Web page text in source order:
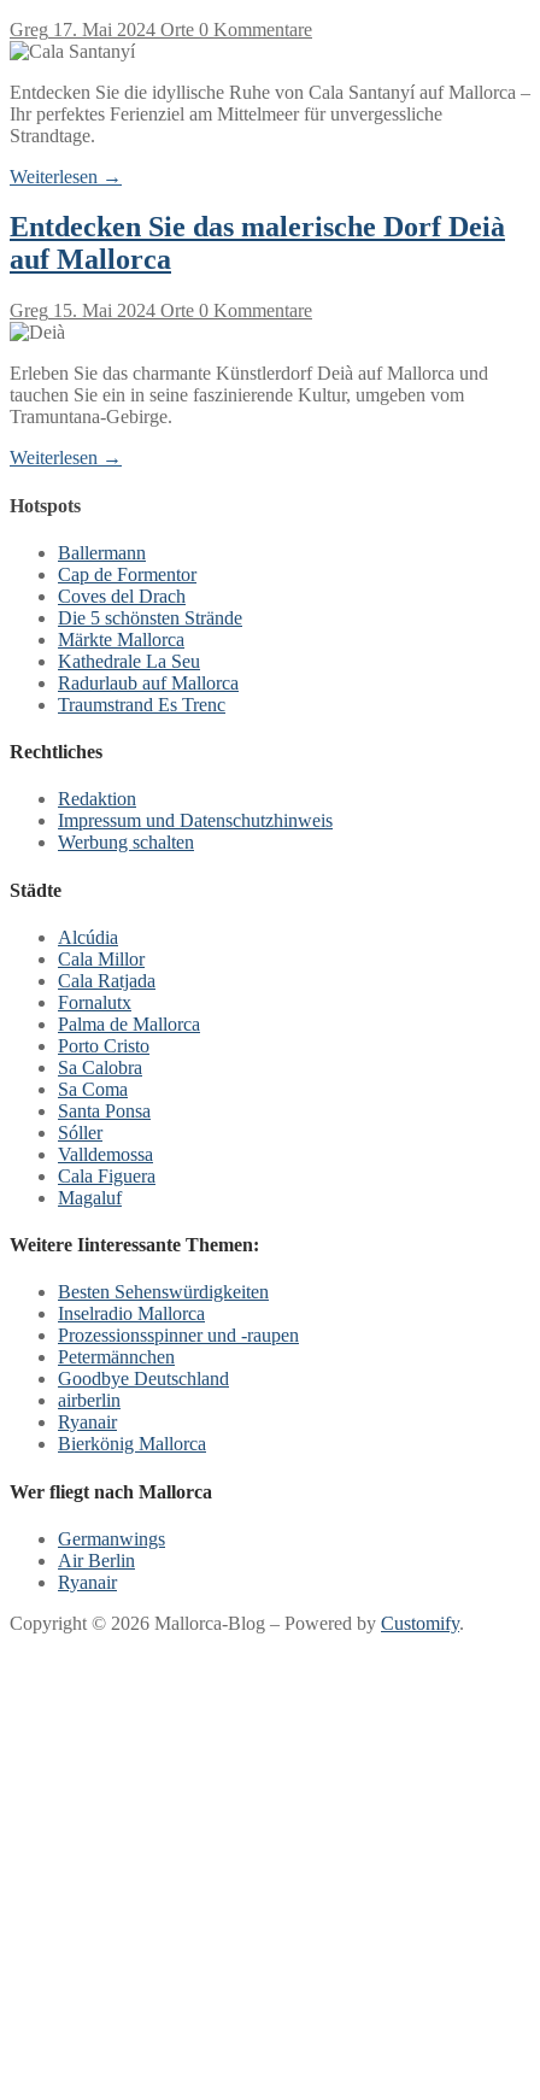
Greg 17. Mai 2024 Orte 0 Kommentare
Entdecken Sie die idyllische Ruhe von Cala Santanyí auf Mallorca –
Ihr perfektes Ferienziel am Mittelmeer für unvergessliche
Strandtage.
Weiterlesen →
Entdecken Sie das malerische Dorf Deià
auf Mallorca
Greg 15. Mai 2024 Orte 0 Kommentare
Erleben Sie das charmante Künstlerdorf Deià auf Mallorca und
tauchen Sie ein in seine faszinierende Kultur, umgeben vom
Tramuntana-Gebirge.
Weiterlesen →
Hotspots
Ballermann
Cap de Formentor
Coves del Drach
Die 5 schönsten Strände
Märkte Mallorca
Kathedrale La Seu
Radurlaub auf Mallorca
Traumstrand Es Trenc
Rechtliches
Redaktion
Impressum und Datenschutzhinweis
Werbung schalten
Städte
Alcúdia
Cala Millor
Cala Ratjada
Fornalutx
Palma de Mallorca
Porto Cristo
Sa Calobra
Sa Coma
Santa Ponsa
Sóller
Valldemossa
Cala Figuera
Magaluf
Weitere Iinteressante Themen:
Besten Sehenswürdigkeiten
Inselradio Mallorca
Prozessionsspinner und -raupen
Petermännchen
Goodbye Deutschland
airberlin
Ryanair
Bierkönig Mallorca
Wer fliegt nach Mallorca
Germanwings
Air Berlin
Ryanair
Copyright © 2026 Mallorca-Blog – Powered by Customify.